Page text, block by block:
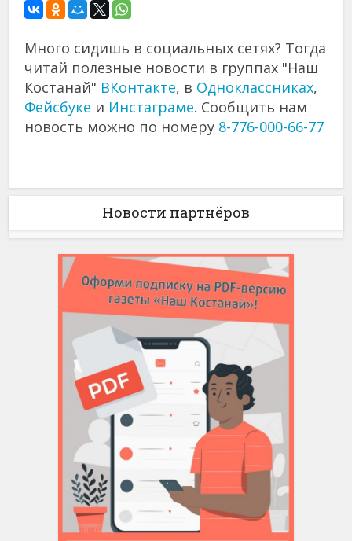
Много сидишь в социальных сетях? Тогда
читай полезные новости в группах "Наш
Костанай" ВКонтакте, в Одноклассниках,
Фейсбуке и Инстаграме. Сообщить нам
новость можно по номеру 8-776-000-66-77
Новости партнёров